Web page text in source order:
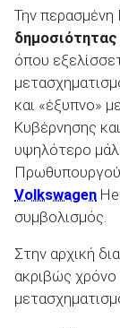
Την
όπου
και «έξυπνο»
Κυβέρνησης
υψηλότερο
Πρωθυπουργού
Volkswagen
συμβολισμός.
Στην αρχική
ακριβώς χρόνο